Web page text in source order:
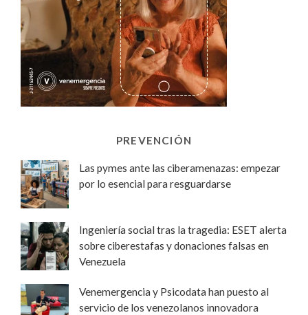
PREVENCIÓN
Las pymes ante las ciberamenazas: empezar
por lo esencial para resguardarse
Ingeniería social tras la tragedia: ESET alerta
sobre ciberestafas y donaciones falsas en
Venezuela
Venemergencia y Psicodata han puesto al
servicio de los venezolanos innovadora